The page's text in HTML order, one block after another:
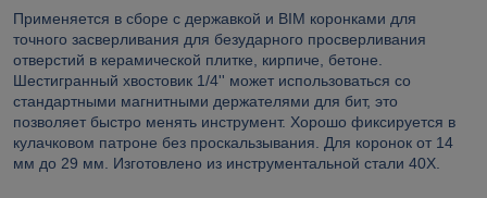
Применяется в сборе с державкой и BIM коронками для
точного засверливания для безударного просверливания
отверстий в керамической плитке, кирпиче, бетоне.
Шестигранный хвостовик 1/4'' может использоваться со
стандартными магнитными держателями для бит, это
позволяет быстро менять инструмент. Хорошо фиксируется в
кулачковом патроне без проскальзывания. Для коронок от 14
мм до 29 мм. Изготовлено из инструментальной стали 40Х.